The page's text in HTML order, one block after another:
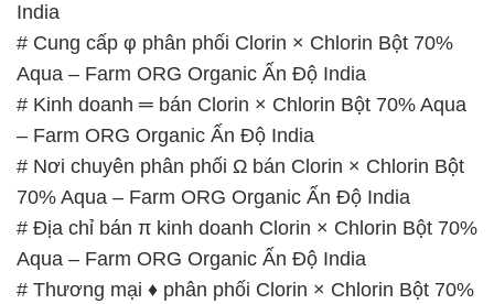
India
# Cung cấp φ phân phối Clorin × Chlorin Bột 70%
Aqua – Farm ORG Organic Ấn Độ India
# Kinh doanh ═ bán Clorin × Chlorin Bột 70% Aqua
– Farm ORG Organic Ấn Độ India
# Nơi chuyên phân phối Ω bán Clorin × Chlorin Bột
70% Aqua – Farm ORG Organic Ấn Độ India
# Địa chỉ bán π kinh doanh Clorin × Chlorin Bột 70%
Aqua – Farm ORG Organic Ấn Độ India
# Thương mại ♦ phân phối Clorin × Chlorin Bột 70%